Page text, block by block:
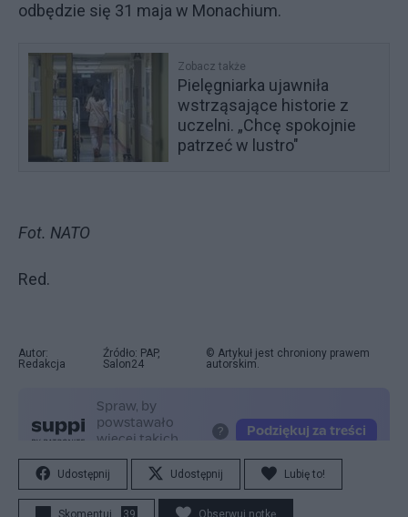
odbędzie się 31 maja w Monachium.
Zobacz także
Pielęgniarka ujawniła
wstrząsające historie z
uczelni. „Chcę spokojnie
patrzeć w lustro"
Fot. NATO
Red.
Autor:
Redakcja
Źródło: PAP,
Salon24
© Artykuł jest chroniony prawem
autorskim.
Udostępnij Udostępnij Lubię to!
Skomentuj 39 Obserwuj notkę